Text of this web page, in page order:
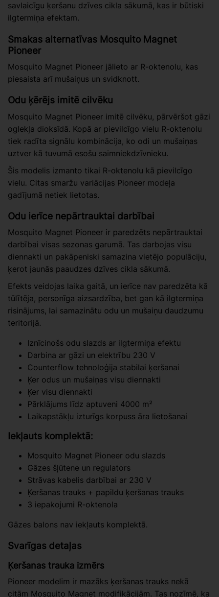
savlaicīgu ķeršanu dzīves cikla sākumā, kas ir būtiski
ilgtermiņa efektam.
Smakas alternatīvas Mosquito Magnet
Pioneer
Mosquito Magnet Pioneer jālieto ar R-oktenolu, kas
piesaista arī mušaiņus un svidknott.
Odu ķērējs imitē cilvēku
Mosquito Magnet Pioneer imitē cilvēku, pārvēršot gāzi
oglekļa dioksīdā. Kopā ar pievilcīgo vielu R-oktenolu
tiek radīta signālu kombinācija, ko odi un mušaiņas
uztver kā tuvumā esošu saimniekdzīvnieku.
Šis modelis izmanto tikai R-oktenolu kā pievilcīgo
vielu. Citas smaržu variācijas Pioneer modeļa
gadījumā netiek lietotas.
Odu ierīce nepārtrauktai darbībai
Mosquito Magnet Pioneer ir paredzēts nepārtrauktai
darbībai visas sezonas garumā. Tas darbojas visu
diennakti un pakāpeniski samazina vietējo populāciju,
ķerot jaunās paaudzes dzīves cikla sākumā.
Efekts veidojas laika gaitā, un ierīce nav paredzēta kā
tūlītēja, personīga aizsardzība, bet gan kā ilgtermiņa
risinājums, lai samazinātu odu un mušaiņu daudzumu
teritorijā.
Iznīcinošs odu slazds ar ilgtermiņa efektu
Darbina ar gāzi un elektrību 230 V
Counterflow tehnoloģija stabilai ķeršanai
Ķer odus un mušaiņas visu diennakti
Ķer visu diennakti
Pārklājums līdz aptuveni 4000 m²
Laikapstākļu izturīgs korpuss āra lietošanai
Iekļauts komplektā:
Mosquito Magnet Pioneer odu slazds
Gāzes šļūtene un regulators
Strāvas kabelis darbībai ar 230 V
Ķeršanas trauks + papildu ķeršanas trauks
3 iepakojumi R-oktenola
Gāzes balons nav iekļauts komplektā.
Svarīgas detaļas
Ķeršanas trauka izmērs
Pioneer modelim ir mazāks ķeršanas trauks nekā
citām Mosquito Magnet modifikācijām. Tas nozīmē, ka